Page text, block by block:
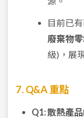
目前已
廢棄物
級)，展
7. Q&A 重點
Q1: 散熱產